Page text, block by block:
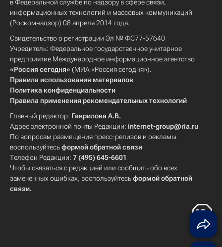
в Федеральной службе по надзору в сфере связи,
информационных технологий и массовых коммуникаций
(Роскомнадзор) 08 апреля 2014 года.
Свидетельство о регистрации Эл № ФС77-57640
Учредитель: Федеральное государственное унитарное
предприятие Международное информационное агентство
«Россия сегодня» (МИА «Россия сегодня»).
Правила использования материалов
Политика конфиденциальности
Правила применения рекомендательных технологий
Главный редактор: Гаврилова А.В.
Адрес электронной почты Редакции: internet-group@ria.ru
По вопросам размещения пресс-релизов и рекламы
воспользуйтесьформой обратной связи
Телефон Редакции: 7 (495) 645-6601
Чтобы связаться с редакцией или сообщить обо всех
замеченных ошибках, воспользуйтесьформой обратной
связи.